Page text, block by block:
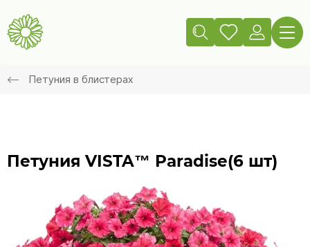
Петуния в блистерах
Петуния VISTA™ Paradise(6 шт)